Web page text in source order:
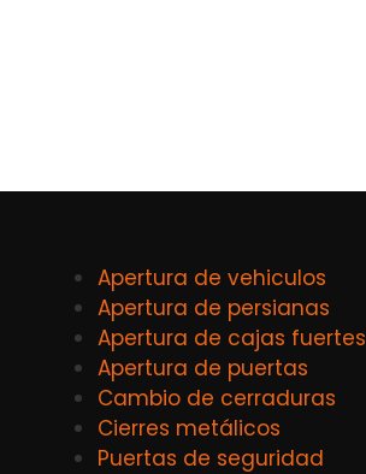
Apertura de vehiculos
Apertura de persianas
Apertura de cajas fuertes
Apertura de puertas
Cambio de cerraduras
Cierres metálicos
Puertas de seguridad